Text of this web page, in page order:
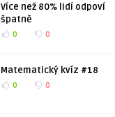
Více než 80% lidí odpoví
špatně
0 0
Matematický kvíz #18
0 0